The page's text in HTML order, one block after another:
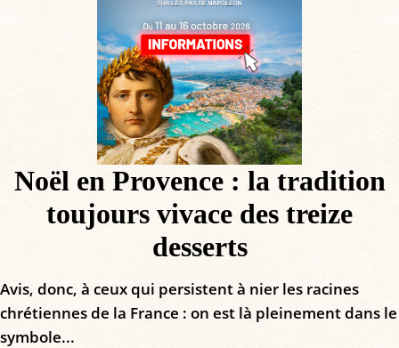
Noël en Provence : la tradition
toujours vivace des treize
desserts
Avis, donc, à ceux qui persistent à nier les racines
chrétiennes de la France : on est là pleinement dans le
symbole...